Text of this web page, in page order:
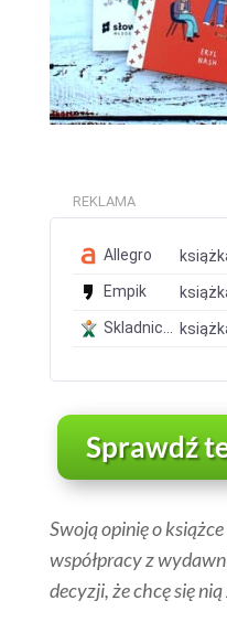
REKLAMA
Allegro
Empik
Skladnicaksiegarska.pl
Sprawdź
Swoją opinię o
współpracy z
decyzji, że chcę się